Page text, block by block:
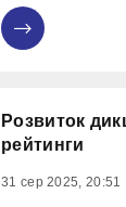
Розвиток
рейтинги
31 сер 2025, 20:51